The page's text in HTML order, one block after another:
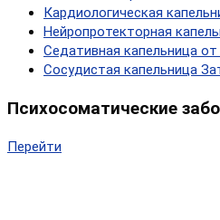
Кардиологическая
Нейропротекторная
Седативная капельница
Сосудистая капельница
Психосоматические
Перейти